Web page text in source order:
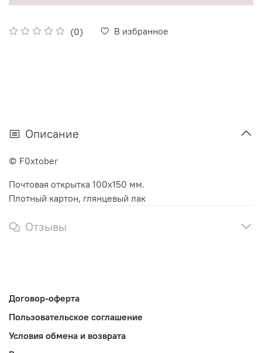
(0) В избранное
Описание
© F0xtober
Почтовая открытка 100х150 мм.
Плотный картон, глянцевый лак
Отзывы
Договор-оферта
Пользовательское соглашение
Условия обмена и возврата